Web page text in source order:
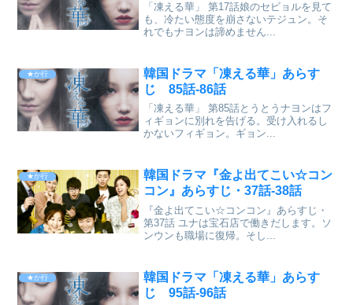
「凍える華」 第17話娘のセビョルを見て
も、冷たい態度を崩さないテジュン。そ
れでもナヨンは諦めません...
★か行
韓国ドラマ「凍える華」あらす
じ 85話-86話
「凍える華」 第85話とうとうナヨンはフ
ィギョンに別れを告げる。受け入れるし
かないフィギョン。ギョン...
★か行
韓国ドラマ『金よ出てこい☆コン
コン』あらすじ・37話-38話
『金よ出てこい☆コンコン』あらすじ・
第37話 ユナは宝石店で働きだします。ソ
ンウンも職場に復帰。そし...
★か行
韓国ドラマ「凍える華」あらす
じ 95話-96話